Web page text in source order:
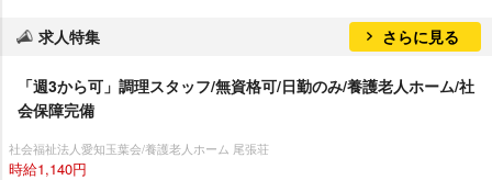
求人特集 さらに見る
「週3から可」調理スタッフ/無資格可/日勤のみ/養護老人ホーム/社
会保障完備
社会福祉法人愛知玉葉会/養護老人ホーム 尾張荘
時給1,140円